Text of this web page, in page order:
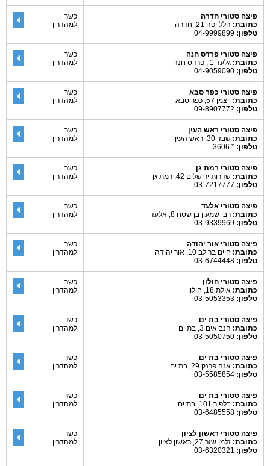
פיצה סטורי חדרה
כתובת: הלל יפה 21, חדרה
טלפון:
כשר
למהדרין
פיצה סטורי פרדס חנה
כתובת: גלעד 1 , פרדס חנה
טלפון:
כשר
למהדרין
פיצה סטורי כפר סבא
כתובת: ויצמן 57, כפר סבא
טלפון:
כשר
למהדרין
פיצה סטורי ראש העין
כתובת: שבזי 30, ראש העין
טלפון: * 3606
כשר
למהדרין
פיצה סטורי רמת גן
כתובת: שדרות ירושלים 42, רמת גן
טלפון:
כשר
למהדרין
פיצה סטורי אלעד
כתובת: רבי שמעון בן שטח 8, אלעד
טלפון:
כשר
למהדרין
פיצה סטורי אור יהודה
כתובת: חיים בר לב 10, אור יהודה
טלפון:
כשר
למהדרין
פיצה סטורי חולון
כתובת: אילת 18, חולון
טלפון:
כשר
למהדרין
פיצה סטורי בת ים
כתובת: הנביאים 3, בת ים
טלפון:
כשר
למהדרין
פיצה סטורי בת ים
כתובת: אנה פרנק 29, בת ים
טלפון:
כשר
למהדרין
פיצה סטורי בת ים
כתובת: בלפור 101, בת ים
טלפון:
כשר
למהדרין
פיצה סטורי ראשון לציון
כתובת: זלמן שזר 27, ראשון לציון
טלפון:
כשר
למהדרין